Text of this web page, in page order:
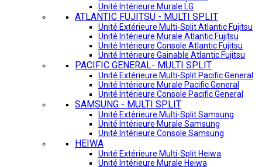
Unité Intérieure Murale LG
ATLANTIC FUJITSU - MULTI SPLIT
Unité Extérieure Multi-Split Atlantic Fujitsu
Unité Intérieure Murale Atlantic Fujitsu
Unité Intérieure Console Atlantic Fujitsu
Unité Intérieure Gainable Atlantic Fujitsu
PACIFIC GENERAL- MULTI SPLIT
Unité Extérieure Multi-Split Pacific General
Unité Intérieure Murale Pacific General
Unité Intérieure Console Pacific General
SAMSUNG - MULTI SPLIT
Unité Extérieure Multi-Split Samsung
Unité Intérieure Murale Samsung
Unité Intérieure Console Samsung
HEIWA
Unité Extérieure Multi-Split Heiwa
Unité Intérieure Murale Heiwa